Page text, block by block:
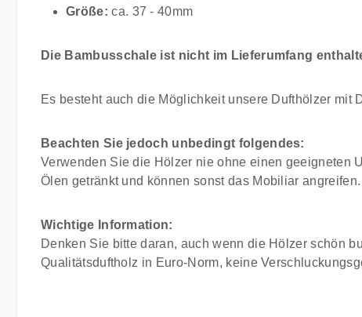
Größe: ca. 37 - 40mm
Die Bambusschale ist nicht im Lieferumfang
Es besteht auch die Möglichkeit unsere Dufthölzer mit
Beachten Sie jedoch unbedingt folgendes:
Verwenden Sie die Hölzer nie ohne einen geeigneten
Ölen getränkt und können sonst das Mobiliar angreifen.
Wichtige Information:
Denken Sie bitte daran, auch wenn die Hölzer schön
Qualitätsduftholz in Euro-Norm, keine